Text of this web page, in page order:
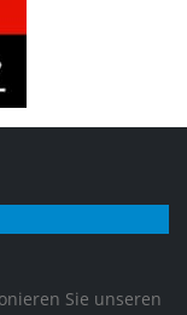
Sie unseren